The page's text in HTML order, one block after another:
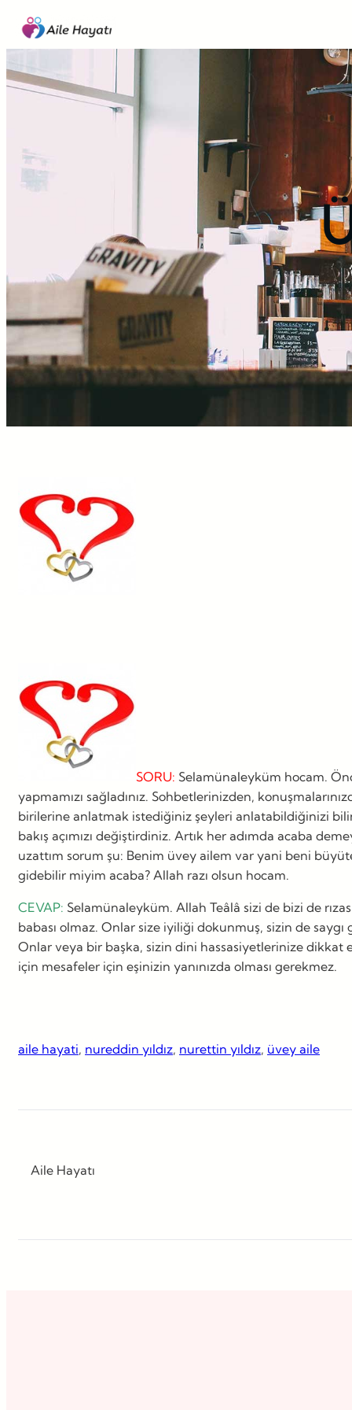
İçeriğe
geç
SORU: Selamünaleyküm hocam.
yapmamızı sağladınız. Sohbetlerinizden,
birilerine anlatmak istediğiniz şeyleri anlatabildiğinizi
bakış açımızı değiştirdiniz. Artık her adımda acaba
uzattım sorum şu: Benim üvey ailem var yani beni
gidebilir miyim acaba? Allah razı olsun hocam.
CEVAP: Selamünaleyküm. Allah Teâlâ sizi de bizi de
babası olmaz. Onlar size iyiliği dokunmuş, sizin de
Onlar veya bir başka, sizin dini hassasiyetlerinize dikkat
için mesafeler için eşinizin yanınızda olması gerekmez.
aile hayati, nureddin yıldız, nurettin yıldız, üvey aile
Aile Hayatı